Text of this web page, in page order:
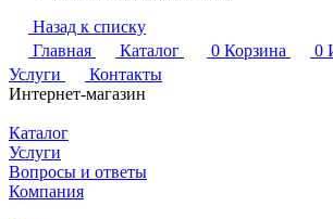
Назад к списку
Главная
Каталог 0 Корзина 0
Услуги
Контакты
Интернет-магазин
Каталог
Услуги
Вопросы и ответы
Компания